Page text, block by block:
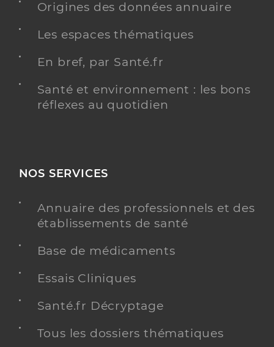
Origines des données annuaire
Les espaces thématiques
En bref, par Santé.fr
Santé et environnement : les bons
réflexes au quotidien
NOS SERVICES
Annuaire des professionnels et des
établissements de santé
Base de médicaments
Essais Cliniques
Santé.fr Décryptage
Tous les dossiers thématiques